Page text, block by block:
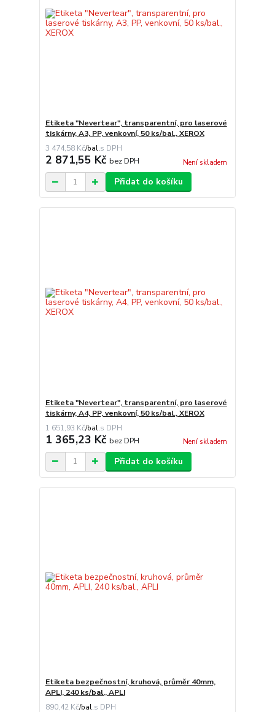
Etiketa "Nevertear", transparentní, pro laserové
tiskárny, A3, PP, venkovní, 50 ks/bal., XEROX
3 474,58 Kč/bal.
2 871,55 Kč bez DPH Není skladem
Přidat do košíku
Etiketa "Nevertear", transparentní, pro laserové
tiskárny, A4, PP, venkovní, 50 ks/bal., XEROX
1 651,93 Kč/bal.
1 365,23 Kč bez DPH Není skladem
Přidat do košíku
Etiketa bezpečnostní, kruhová, průměr 40mm,
APLI, 240 ks/bal., APLI
890,42 Kč/bal.